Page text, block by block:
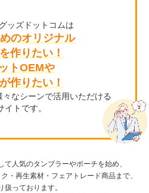
ッズドットコムは
のオリジナル
作りたい！
トOEMや
作りたい！
なシーンで活用いただける
イトです。
人気のタンブラーやポーチを始め、
・再生素材・フェアトレード商品まで、
扱っております。